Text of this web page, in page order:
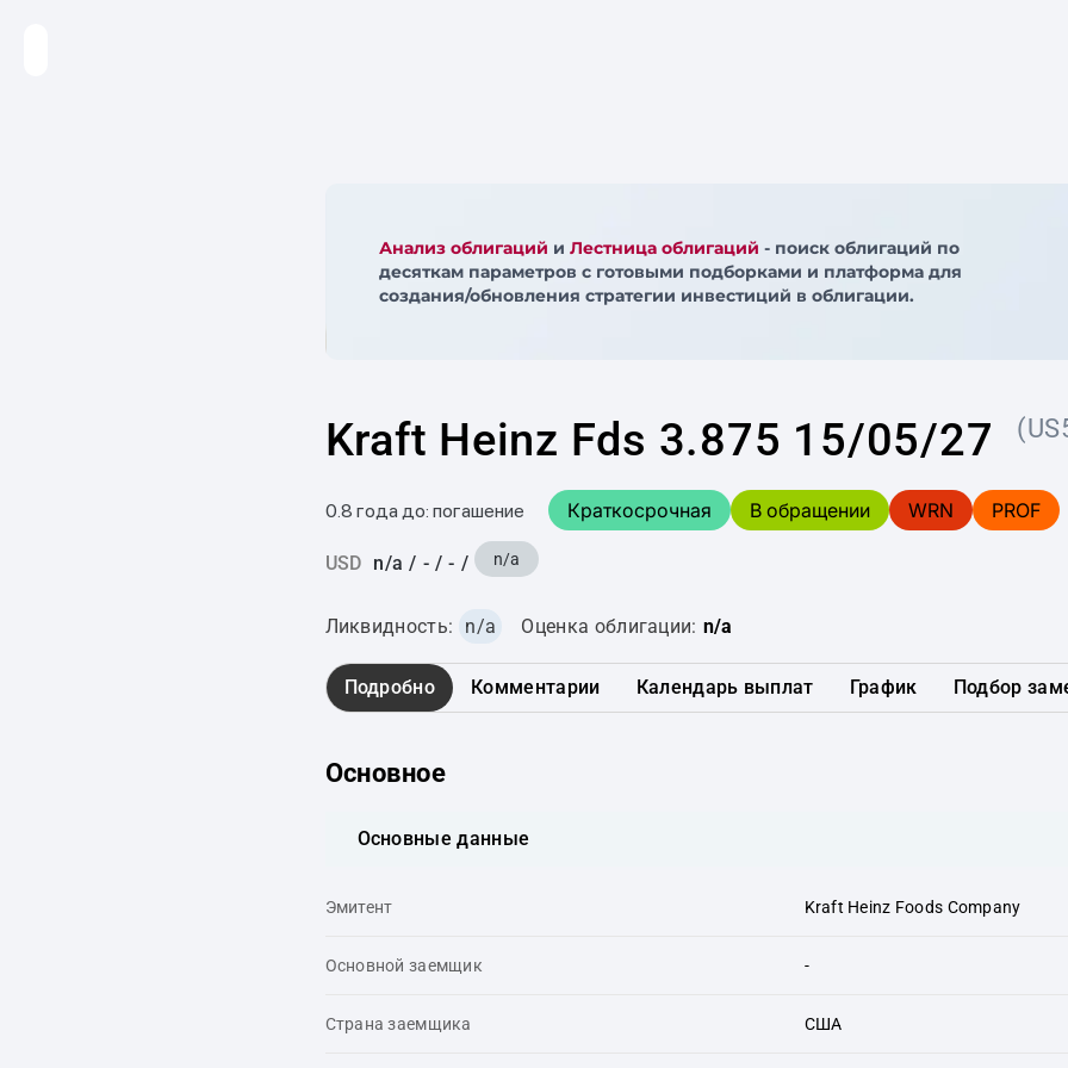
Анализ облигаций и Лестница облигаций - поиск облигаций по
десяткам параметров с готовыми подборками и платформа для
создания/обновления стратегии инвестиций в облигации.
Kraft Heinz Fds 3.875 15/05/27
0.8 года до: погашение Краткосрочная В обращении WRN PROF
USD n/a / - / - / n/a
Ликвидность: n/a Оценка облигации: n/a
Подробно Комментарии Календарь выплат График Подбор
Основное
Основные данные
Эмитент Kraft Heinz Foods Company
Основной заемщик -
Страна заемщика США